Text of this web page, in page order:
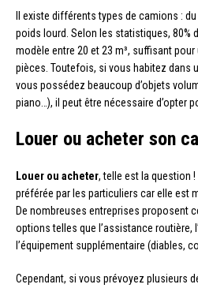
Il existe différents types de camions :
poids lourd. Selon les statistiques, 80%
modèle entre 20 et 23 m³, suffisant
pièces. Toutefois, si vous habitez dans
vous possédez beaucoup d’objets
piano…), il peut être nécessaire d’opter
Louer ou acheter son
Louer ou acheter, telle est la question
préférée par les particuliers car elle est
De nombreuses entreprises proposent
options telles que l’assistance routière,
l’équipement supplémentaire (diables,
Cependant, si vous prévoyez plusieurs